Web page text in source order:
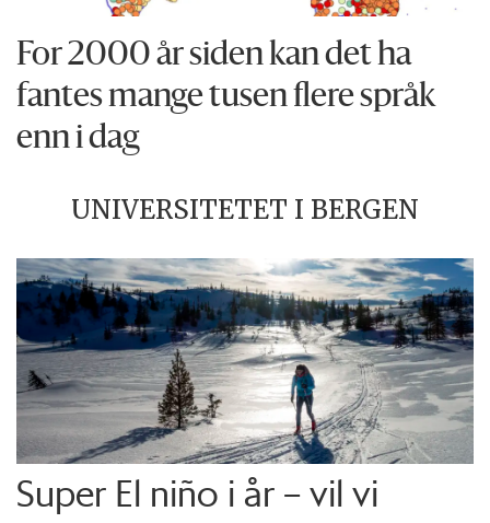
For 2000 år siden kan det ha
fantes mange tusen flere språk
enn i dag
UNIVERSITETET I BERGEN
Super El niño i år – vil vi